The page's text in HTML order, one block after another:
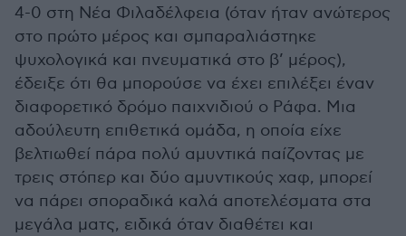
4-0 στη Νέα Φιλαδέλφεια (όταν ήταν ανώτερος
στο πρώτο μέρος και σμπαραλιάστηκε
ψυχολογικά και πνευματικά στο β’ μέρος),
έδειξε ότι θα μπορούσε να έχει επιλέξει έναν
διαφορετικό δρόμο παιχνιδιού ο Ράφα. Μια
αδούλευτη επιθετικά ομάδα, η οποία είχε
βελτιωθεί πάρα πολύ αμυντικά παίζοντας με
τρεις στόπερ και δύο αμυντικούς χαφ, μπορεί
να πάρει σποραδικά καλά αποτελέσματα στα
μεγάλα ματς, ειδικά όταν διαθέτει και